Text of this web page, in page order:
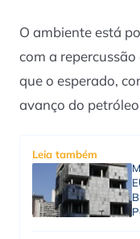
O ambiente está
com a
que o esperado,
avanço do
Leia também